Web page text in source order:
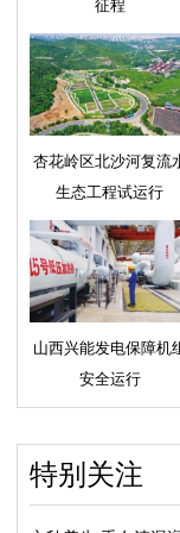
征程
杏花岭区北沙河复流
生态工程试运行
山西兴能发电保障机
安全运行
特别关注